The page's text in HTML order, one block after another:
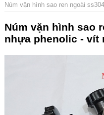
Núm vặn hình sao ren ngoài
Núm vặn hình sao
nhựa phenolic - vít